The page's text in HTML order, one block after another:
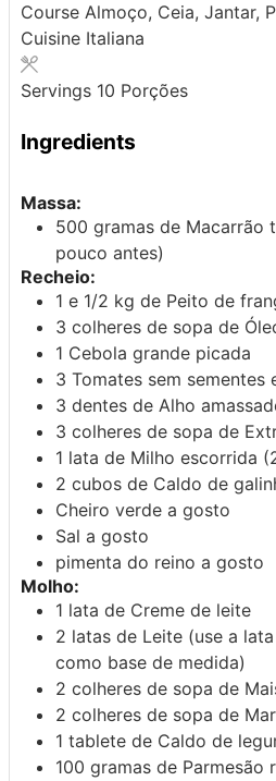
Course Almoço, Ceia, Jantar,
Cuisine Italiana
Servings 10 Porções
Ingredients
Massa:
500 gramas de Macarrão
pouco antes)
Recheio:
1 e 1/2 kg de Peito de
3 colheres de sopa de
1 Cebola grande picada
3 Tomates sem sementes
3 dentes de Alho
3 colheres de sopa de
1 lata de Milho escorrida
2 cubos de Caldo de
Cheiro verde a gosto
Sal a gosto
pimenta do reino a gosto
Molho:
1 lata de Creme de leite
2 latas de Leite (use a
como base de medida)
2 colheres de sopa de
2 colheres de sopa de
1 tablete de Caldo de
100 gramas de Parmesão